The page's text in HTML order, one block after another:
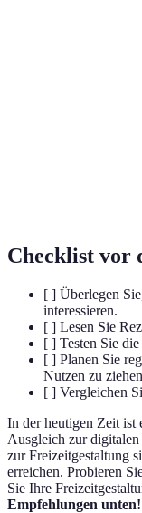
Checklist vor
[ ] Überlegen
interessieren.
[ ] Lesen Sie
[ ] Testen Sie
[ ] Planen Sie
Nutzen zu
[ ] Vergleichen
In der heutigen Zeit ist
Ausgleich zur
zur Freizeitgestaltung
erreichen. Probieren
Sie Ihre
Empfehlungen unten!